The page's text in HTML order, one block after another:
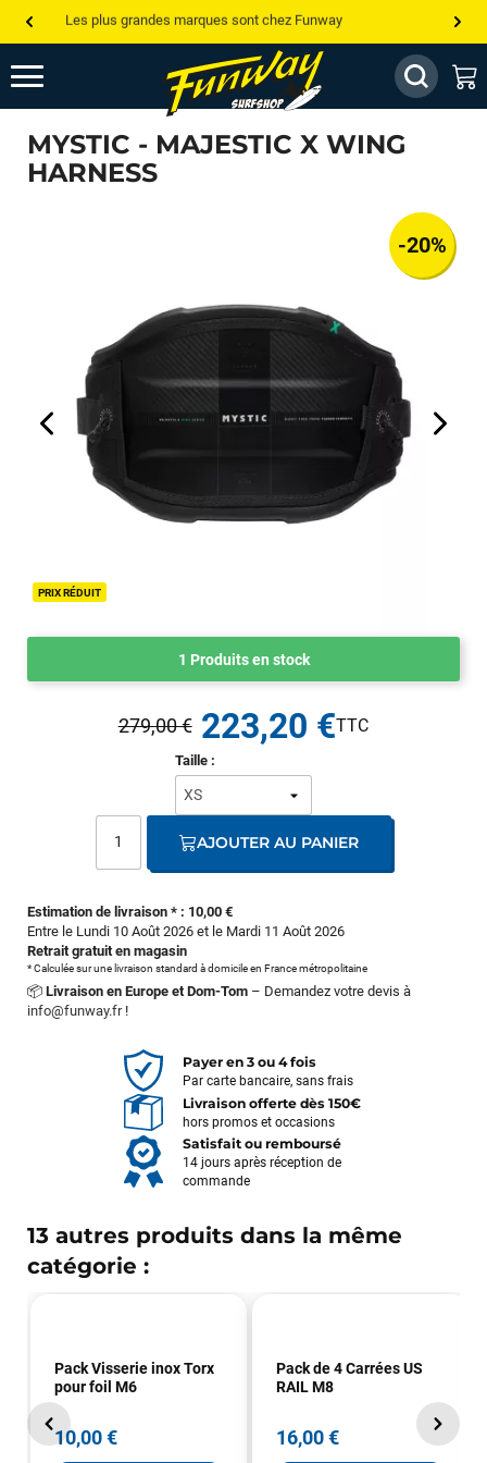
Les plus grandes marques sont chez Funway
Jusqu’à -75% de remise sur le windsurf, wingfoil, etc...
💰 Meilleur prix garanti — Moins cher ailleurs ? On s’aligne !
Besoin de conseils de pro ? Appelle nous !
MYSTIC - MAJESTIC X WING
HARNESS
PRIX RÉDUIT
-20%
1 Produits en stock
Estimation de livraison * : 10,00 €
Entre le Lundi 10 Août 2026 et le Mardi 11 Août 2026
Retrait gratuit en magasin
* Calculée sur une livraison standard à domicile en France métropolitaine
📦 Livraison en Europe et Dom-Tom – Demandez votre devis à
info@funway.fr!
Taille :
279,00 € 223,20 €
AJOUTER AU PANIER
Payer en 3 ou 4 fois
Par carte bancaire, sans frais
Livraison offerte dès 150€
hors promos et occasions
Satisfait ou remboursé
14 jours après réception de
commande
13 autres produits dans la même
catégorie :
Pack Visserie inox Torx
pour foil M6
10,00 €
Pack de 4 Carrées US
RAIL M8
16,00 €